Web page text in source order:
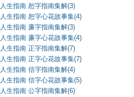
人生指南 恕字指南集解(3)
人生指南 恕字心花故事集(4)
人生指南 廉字指南集解(3)
人生指南 廉字心花故事集(4)
人生指南 正字指南集解(7)
人生指南 正字心花故事集(7)
人生指南 信字指南集解(4)
人生指南 信字心花故事集(5)
人生指南 公字指南集解(6)